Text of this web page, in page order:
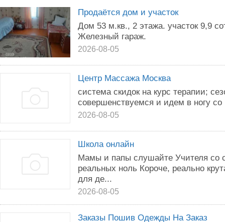
Продаётся дом и участок
Дом 53 м.кв., 2 этажа. участок 9,9
Железный гараж.
2026-08-05
Центр Массажа Москва
система скидок на курс терапии;
совершенствуемся и идем в ногу
2026-08-05
Школа онлайн
Мамы и папы слушайте Учителя со
реальных ноль Короче, реально
для де...
2026-08-05
Заказы Пошив Одежды На Заказ